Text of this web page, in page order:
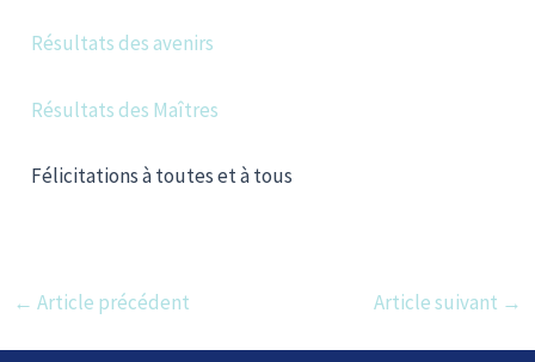
Résultats des avenirs
Résultats des Maîtres
Félicitations à toutes et à tous
Navigation
← Article précédent Article suivant →